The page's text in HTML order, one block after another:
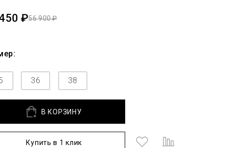
56 900 ₽
₽
36 38
В КОРЗИНУ
Купить в 1 клик